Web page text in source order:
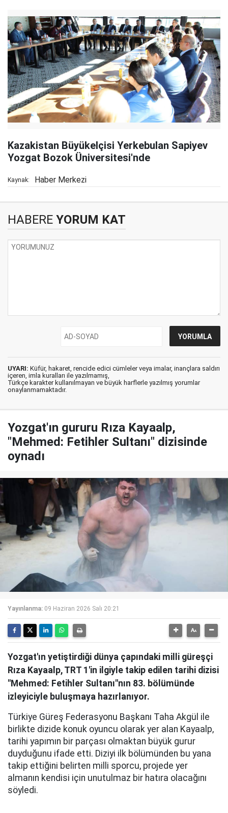
Kazakistan Büyükelçisi Yerkebulan Sapiyev
Yozgat Bozok Üniversitesi'nde
Kaynak: Haber Merkezi
HABERE YORUM KAT
UYARI: Küfür, hakaret, rencide edici cümleler veya imalar, inançlara saldırı
içeren, imla kuralları ile yazılmamış,
Türkçe karakter kullanılmayan ve büyük harflerle yazılmış yorumlar
onaylanmamaktadır.
Yozgat'ın gururu Rıza Kayaalp,
"Mehmed: Fetihler Sultanı" dizisinde
oynadı
Yayınlanma: 09 Haziran 2026 Salı 20:21
Yozgat'ın yetiştirdiği dünya çapındaki milli güreşçi
Rıza Kayaalp, TRT 1'in ilgiyle takip edilen tarihi dizisi
"Mehmed: Fetihler Sultanı"nın 83. bölümünde
izleyiciyle buluşmaya hazırlanıyor.
Türkiye Güreş Federasyonu Başkanı Taha Akgül ile
birlikte dizide konuk oyuncu olarak yer alan Kayaalp,
tarihi yapımın bir parçası olmaktan büyük gurur
duyduğunu ifade etti. Diziyi ilk bölümünden bu yana
takip ettiğini belirten milli sporcu, projede yer
almanın kendisi için unutulmaz bir hatıra olacağını
söyledi.